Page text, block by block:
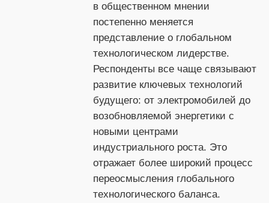
в общественном мнении
постепенно меняется
представление о глобальном
технологическом лидерстве.
Респонденты все чаще связывают
развитие ключевых технологий
будущего: от электромобилей до
возобновляемой энергетики с
новыми центрами
индустриального роста. Это
отражает более широкий процесс
переосмысления глобального
технологического баланса.